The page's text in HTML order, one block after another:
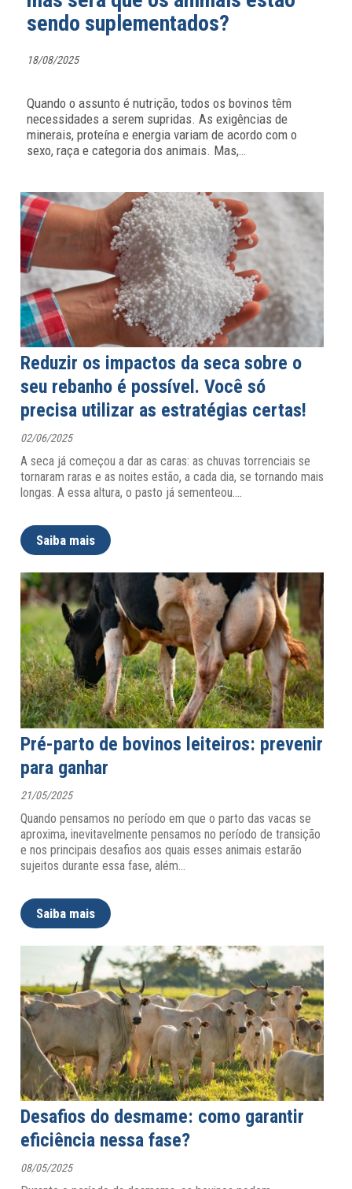
sendo suplementados?
18/08/2025
Quando o assunto é nutrição, todos os bovinos têm
necessidades a serem supridas. As exigências de
minerais, proteína e energia variam de acordo com o
sexo, raça e categoria dos animais. Mas,
Reduzir os impactos da seca sobre o
seu rebanho é possível. Você só
precisa utilizar as estratégias certas!
02/06/2025
A seca já começou a dar as caras: as chuvas torrenciais se
tornaram raras e as noites estão, a cada dia, se tornando mais
longas. A essa altura, o pasto já sementeou.…
Saiba mais
Pré-parto de bovinos leiteiros: prevenir
para ganhar
21/05/2025
Quando pensamos no período em que o parto das vacas se
aproxima, inevitavelmente pensamos no período de transição
e nos principais desafios aos quais esses animais estarão
sujeitos durante essa fase, além
Saiba mais
Desafios do desmame: como garantir
eficiência nessa fase?
08/05/2025